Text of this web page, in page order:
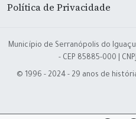
Política de Privacidade
Município de Serranópolis do Iguaçu
- CEP 85885-000 |
© 1996 - 2024 - 29 anos de